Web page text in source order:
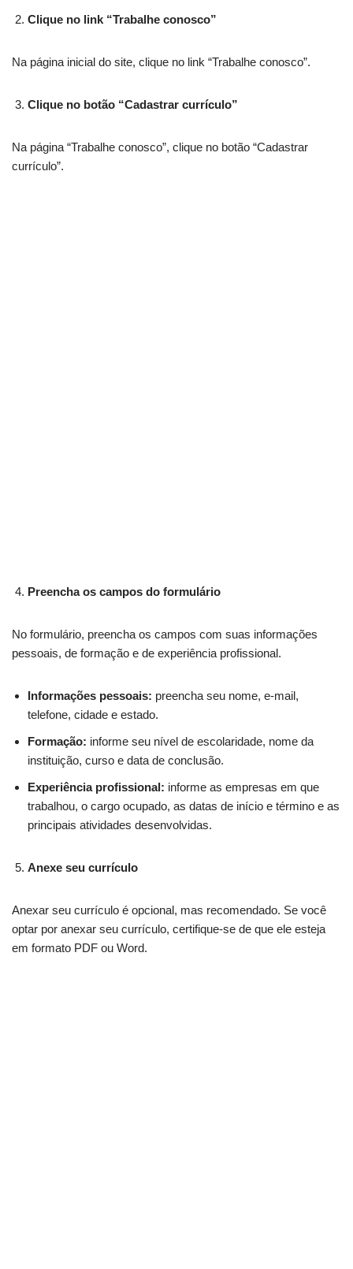
Clique no link “Trabalhe conosco”
Na página inicial do site, clique no link “Trabalhe conosco”.
Clique no botão “Cadastrar currículo”
Na página “Trabalhe conosco”, clique no botão “Cadastrar
currículo”.
Preencha os campos do formulário
No formulário, preencha os campos com suas informações
pessoais, de formação e de experiência profissional.
Informações pessoais: preencha seu nome, e-mail,
telefone, cidade e estado.
Formação: informe seu nível de escolaridade, nome da
instituição, curso e data de conclusão.
Experiência profissional: informe as empresas em que
trabalhou, o cargo ocupado, as datas de início e término e as
principais atividades desenvolvidas.
Anexe seu currículo
Anexar seu currículo é opcional, mas recomendado. Se você
optar por anexar seu currículo, certifique-se de que ele esteja
em formato PDF ou Word.